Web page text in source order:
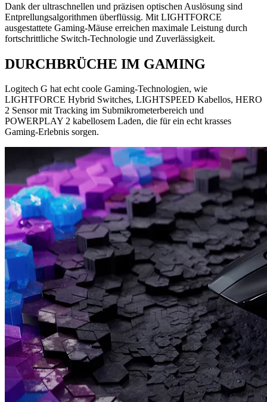
Dank der ultraschnellen und präzisen optischen Auslösung sind
Entprellungsalgorithmen überflüssig. Mit LIGHTFORCE
ausgestattete Gaming-Mäuse erreichen maximale Leistung durch
fortschrittliche Switch-Technologie und Zuverlässigkeit.
DURCHBRÜCHE IM GAMING
Logitech G hat echt coole Gaming-Technologien, wie
LIGHTFORCE Hybrid Switches, LIGHTSPEED Kabellos, HERO
2 Sensor mit Tracking im Submikrometerbereich und
POWERPLAY 2 kabellosem Laden, die für ein echt krasses
Gaming-Erlebnis sorgen.